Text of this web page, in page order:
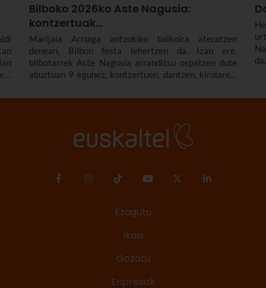
Bilboko 2026ko Aste Nagusia:
kontzertuak...
Marijaia Arriaga antzokiko balkoira ateratzen
denean, Bilbon festa lehertzen da. Izan ere,
bilbotarrek Aste Nagusia arranditsu ospatzen dute
abuztuan 9 egunez, kontzertuen, dantzen, kirolaren,
Bilboko 2026ko Aste Nagusiaren programako
Ezagutu
Ikasi
Gozatu
Enpresak